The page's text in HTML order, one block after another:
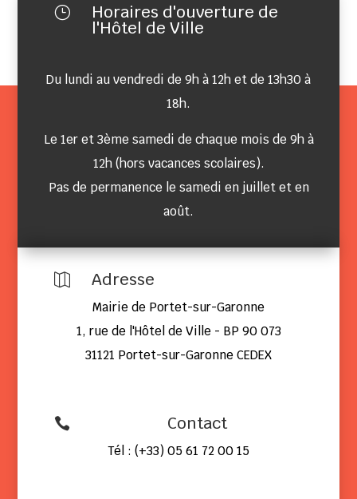
} Horaires d'ouverture de
l'Hôtel de Ville
Du lundi au vendredi de 9h à 12h et de 13h30 à
18h.
Le 1er et 3ème samedi de chaque mois de 9h à
12h (hors vacances scolaires).
Pas de permanence le samedi en juillet et en
août.
 Adresse
Mairie de Portet-sur-Garonne
1, rue de l'Hôtel de Ville - BP 90 073
31121 Portet-sur-Garonne CEDEX
 Contact
Tél : (+33) 05 61 72 00 15